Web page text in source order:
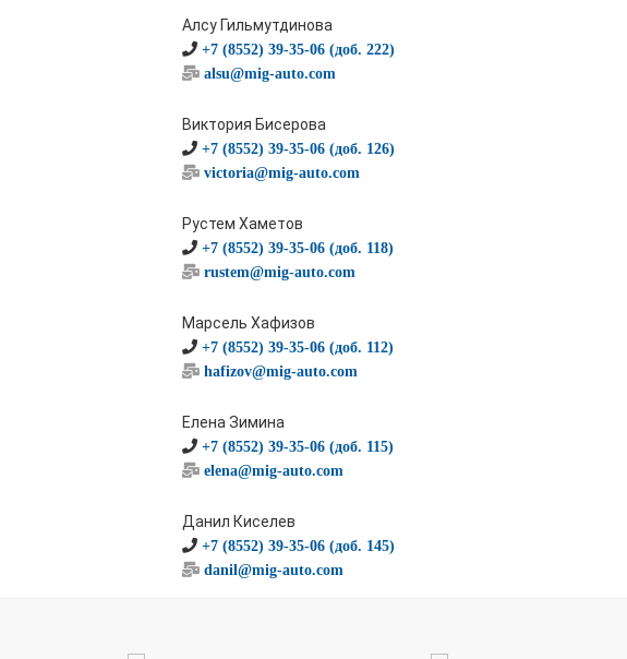
Алсу Гильмутдинова
+7 (8552) 39-35-06 (доб. 222)
alsu@mig-auto.com
Виктория Бисерова
+7 (8552) 39-35-06 (доб. 126)
victoria@mig-auto.com
Рустем Хаметов
+7 (8552) 39-35-06 (доб. 118)
rustem@mig-auto.com
Марсель Хафизов
+7 (8552) 39-35-06 (доб. 112)
hafizov@mig-auto.com
Елена Зимина
+7 (8552) 39-35-06 (доб. 115)
elena@mig-auto.com
Данил Киселев
+7 (8552) 39-35-06 (доб. 145)
danil@mig-auto.com